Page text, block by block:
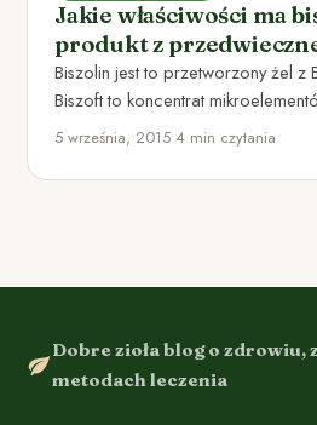
Jakie właściwości ma
produkt z
Biszolin jest to przetworzony żel z
Biszoft to koncentrat
minerale na skutek…
5 września, 2015•4 min czytania
Dobre zioła blog o zdrowiu,
metodach leczenia